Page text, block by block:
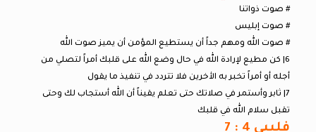
# صوت ذواتنا
# صوت إبليس
# صوت الله ومهم جداً أن يستطيع المؤمن أن يميز صوت الله
6| كن مطيع لإرادة الله في حال وضع الله على قلبك أمراً لتصلي من
أجله أو أمراً تخبر به الأخرين فلا تتردد في تنفيذ ما يقول
7| ثابر وأستمر في صلاتك حتى تعلم يقيناً أن الله أستجاب لك وحتى
تقبل سلام الله في قلبك
فليبي 4 : 7